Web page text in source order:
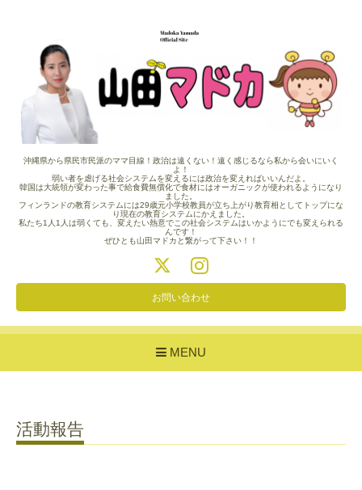
沖縄県から県民市民派のママ目線！政治は遠くない！遠く感じるなら私から会いにいく
よ！
弱い者を虐げる社会システムを変えるには政治を変えればいいんだよ。
韓国は大統領が変わった事で給食費無償化で食材にはオーガニックが使われるようになり
ました。
フィンランドの教育システムには29歳元小学校教員が立ち上がり教育相としてトップにな
り現在の教育システムにかえました。
私たち1人1人は弱くても、変えたい熱意でこの社会システムはいかようにでも変えられる
んです！
ぜひとも山田マドカと繋がって下さい！！
お問い合わせ
MENU
活動報告